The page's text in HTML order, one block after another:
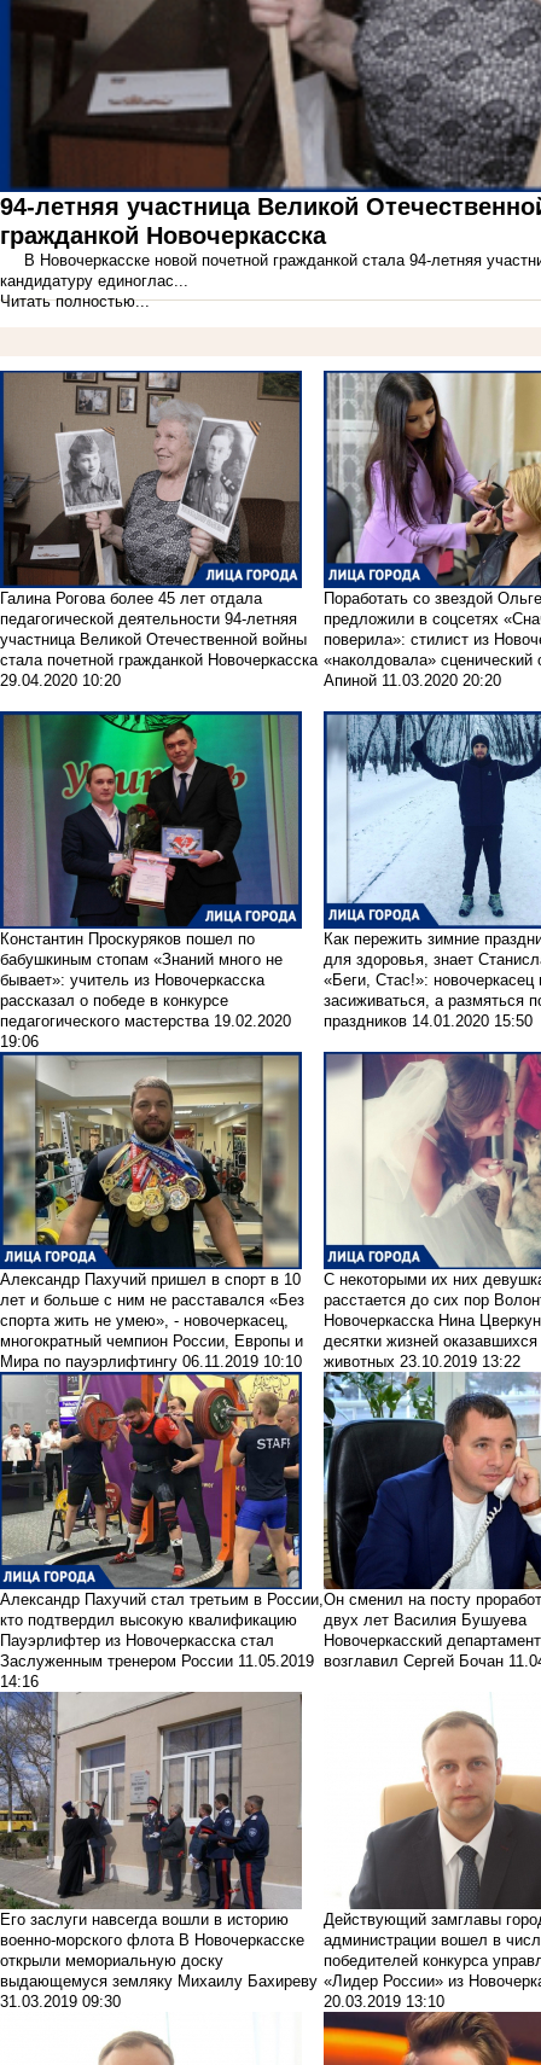
94-летняя участница Великой
гражданкой Новочеркасска
В Новочеркасске новой почетной гражданкой стала 94-летняя
кандидатуру единоглас...
Читать полностью...
Галина Рогова более 45 лет отдала
педагогической деятельности 94-летняя
участница Великой Отечественной войны
стала почетной гражданкой Новочеркасска
29.04.2020 10:20
Поработать со звездой
предложили в соцсетях
поверила»: стилист из
«наколдовала» сценический
Апиной 11.03.2020 20:20
Константин Проскуряков пошел по
бабушкиным стопам «Знаний много не
бывает»: учитель из Новочеркасска
рассказал о победе в конкурсе
педагогического мастерства 19.02.2020
19:06
Как пережить зимние
для здоровья, знает
«Беги, Стас!»:
засиживаться, а размяться
праздников 14.01.2020 15:50
Александр Пахучий пришел в спорт в 10
лет и больше с ним не расставался «Без
спорта жить не умею», - новочеркасец,
многократный чемпион России, Европы и
Мира по пауэрлифтингу 06.11.2019 10:10
С некоторыми их них
расстается до сих пор
Новочеркасска Нина
десятки жизней
животных 23.10.2019 13:22
Александр Пахучий стал третьим в России,
кто подтвердил высокую квалификацию
Пауэрлифтер из Новочеркасска стал
Заслуженным тренером России 11.05.2019
14:16
Он сменил на посту
двух лет Василия Бушуева
Новочеркасский
возглавил Сергей Бочан
Его заслуги навсегда вошли в историю
военно-морского флота В Новочеркасске
открыли мемориальную доску
выдающемуся земляку Михаилу Бахиреву
31.03.2019 09:30
Действующий замглавы
администрации вошел в
победителей конкурса
«Лидер России» из
20.03.2019 13:10